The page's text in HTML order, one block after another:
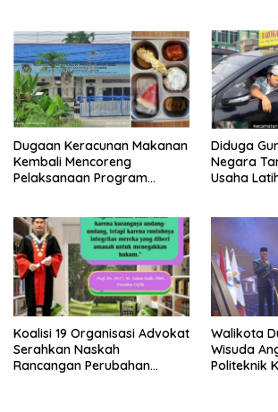
Dugaan Keracunan Makanan
Kembali Mencoreng
Pelaksanaan Program
Bersama Kota Dumai
Diduga
Negara
Usaha
Koalisi 19 Organisasi Advokat
Serahkan Naskah
Rancangan Perubahan
Walikota
Wisuda
Politeknik